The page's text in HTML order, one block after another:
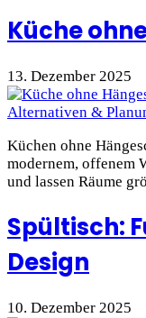
Küche
13. Dezember 2025
Küchen ohne
modernem, offenem
und lassen Räume
Spültisch:
Design
10. Dezember 2025